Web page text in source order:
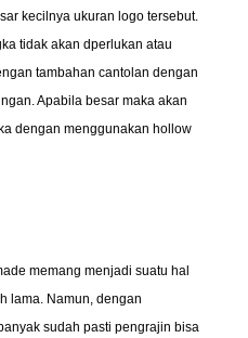
kecilnya ukuran logo tersebut.
tidak akan dperlukan atau
tambahan cantolan dengan
Apabila besar maka akan
dengan menggunakan hollow
memang menjadi suatu hal
lama. Namun, dengan
sudah pasti pengrajin bisa